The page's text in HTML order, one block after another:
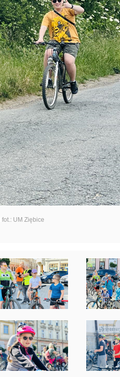
fot.: UM Ziębice